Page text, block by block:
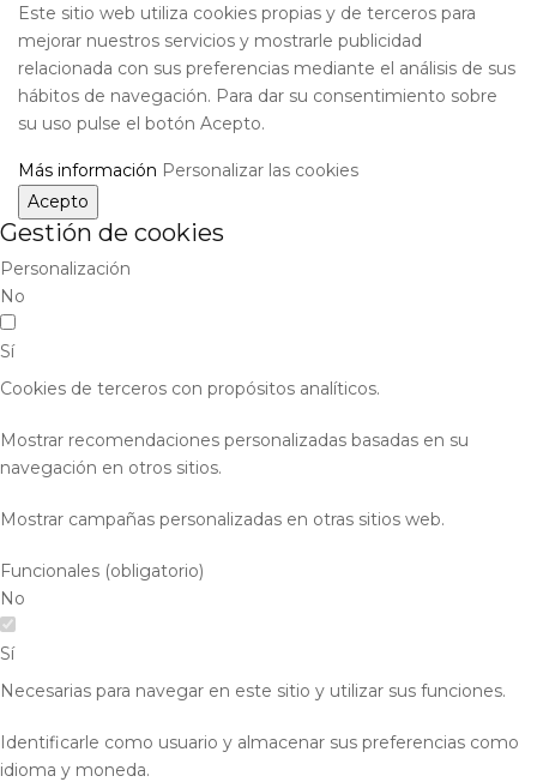
Este sitio web utiliza cookies propias y de terceros para
mejorar nuestros servicios y mostrarle publicidad
relacionada con sus preferencias mediante el análisis de sus
hábitos de navegación. Para dar su consentimiento sobre
su uso pulse el botón Acepto.
Más información Personalizar las cookies
Acepto
Gestión de cookies
Personalización
No
Sí
Cookies de terceros con propósitos analíticos.
Mostrar recomendaciones personalizadas basadas en su
navegación en otros sitios.
Mostrar campañas personalizadas en otras sitios web.
Funcionales (obligatorio)
No
Sí
Necesarias para navegar en este sitio y utilizar sus funciones.
Identificarle como usuario y almacenar sus preferencias como
idioma y moneda.